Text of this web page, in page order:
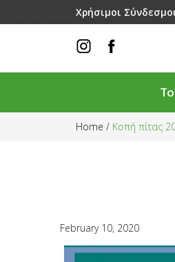
Skip to main contentΧρήσιμοι
Το
You are here
Home / Κοπή πίτας
February 10, 2020